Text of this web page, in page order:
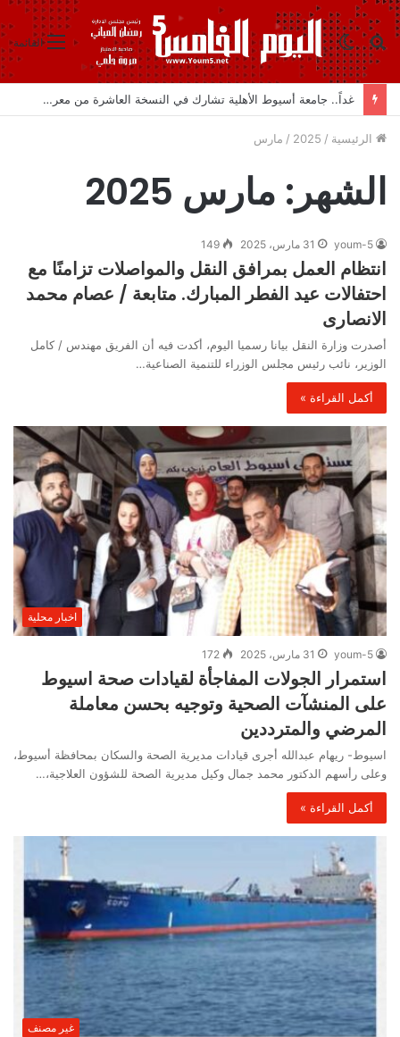
القائمة
بحث
عن
الوضع
المظلم
الرئيسية /
2025
/ مارس
الشهر: مارس 2025
youm-5 31 مارس، 2025 149
انتظام العمل بمرافق النقل والمواصلات تزامنًا مع
احتفالات عيد الفطر المبارك. متابعة / عصام محمد
الانصارى
أصدرت وزارة النقل بيانا رسميا اليوم، أكدت فيه أن الفريق مهندس / كامل
الوزير، نائب رئيس مجلس الوزراء للتنمية الصناعية…
أكمل القراءة »
اخبار محلية
youm-5 31 مارس، 2025 172
استمرار الجولات المفاجأة لقيادات صحة اسيوط
على المنشآت الصحية وتوجيه بحسن معاملة
المرضي والمترددين
اسيوط- ريهام عبدالله أجرى قيادات مديرية الصحة والسكان بمحافظة أسيوط،
وعلى رأسهم الدكتور محمد جمال وكيل مديرية الصحة للشؤون العلاجية،…
أكمل القراءة »
غير مصنف